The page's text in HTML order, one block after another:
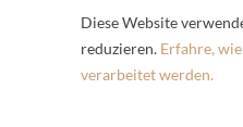
Diese Website
reduzieren. Erfahre,
verarbeitet werden.